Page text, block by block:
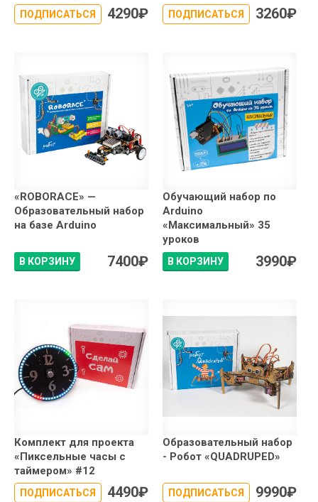
ПОДПИСАТЬСЯ 4290₽ ПОДПИСАТЬСЯ 3260₽
«ROBORACE» —
Образовательный набор
на базе Arduino
В КОРЗИНУ 7400₽
Обучающий набор по
Arduino
«Максимальный» 35
уроков
В КОРЗИНУ 3990₽
Комплект для проекта
«Пиксельные часы с
таймером» #12
ПОДПИСАТЬСЯ 4490₽
Образовательный набор
- Робот «QUADRUPED»
ПОДПИСАТЬСЯ 9990₽